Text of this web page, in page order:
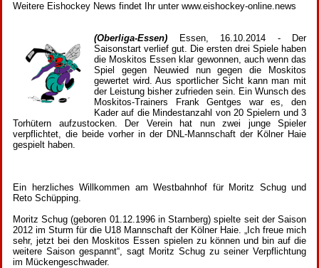
Weitere Eishockey News findet Ihr unter www.eishockey-online.news
(Oberliga-Essen) Essen, 16.10.2014 - Der
Saisonstart verlief gut. Die ersten drei Spiele haben
die Moskitos Essen klar gewonnen, auch wenn das
Spiel gegen Neuwied nun gegen die Moskitos
gewertet wird. Aus sportlicher Sicht kann man mit
der Leistung bisher zufrieden sein. Ein Wunsch des
Moskitos-Trainers Frank Gentges war es, den
Kader auf die Mindestanzahl von 20 Spielern und 3
Torhütern aufzustocken. Der Verein hat nun zwei junge Spieler
verpflichtet, die beide vorher in der DNL-Mannschaft der Kölner Haie
gespielt haben.
Ein herzliches Willkommen am Westbahnhof für Moritz Schug und
Reto Schüpping.
Moritz Schug (geboren 01.12.1996 in Starnberg) spielte seit der Saison
2012 im Sturm für die U18 Mannschaft der Kölner Haie. „Ich freue mich
sehr, jetzt bei den Moskitos Essen spielen zu können und bin auf die
weitere Saison gespannt“, sagt Moritz Schug zu seiner Verpflichtung
im Mückengeschwader.